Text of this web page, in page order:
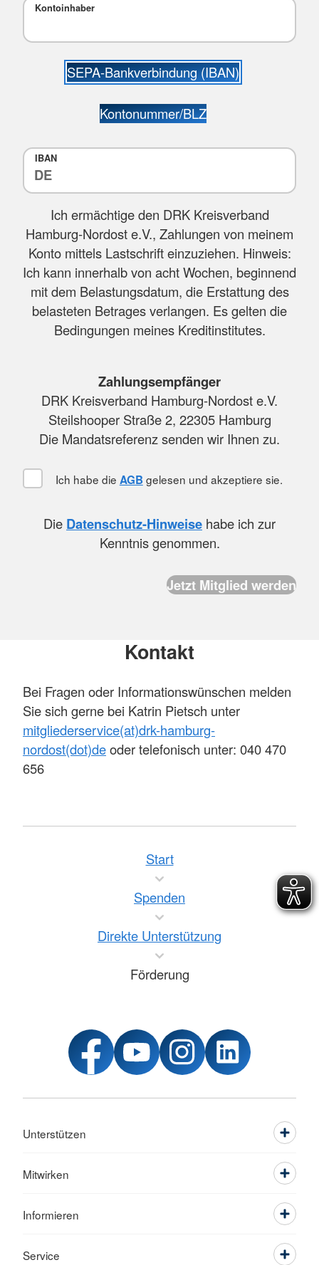
Kontoinhaber
SEPA-Bankverbindung (IBAN)
Kontonummer/BLZ
IBAN
Ich ermächtige den DRK Kreisverband
Hamburg-Nordost e.V., Zahlungen von meinem
Konto mittels Lastschrift einzuziehen. Hinweis:
Ich kann innerhalb von acht Wochen, beginnend
mit dem Belastungsdatum, die Erstattung des
belasteten Betrages verlangen. Es gelten die
Bedingungen meines Kreditinstitutes.
Zahlungsempfänger
DRK Kreisverband Hamburg-Nordost e.V.
Steilshooper Straße 2, 22305 Hamburg
Die Mandatsreferenz senden wir Ihnen zu.
Ich habe die AGB gelesen und akzeptiere sie.
Die Datenschutz-Hinweise habe ich zur
Kenntnis genommen.
Kontakt
Bei Fragen oder Informationswünschen melden
Sie sich gerne bei Katrin Pietsch unter
mitgliederservice(at)drk-hamburg-
nordost(dot)deoder telefonisch unter: 040 470
656
Start
Spenden
Direkte Unterstützung
Förderung
Unterstützen
Mitwirken
Informieren
Service